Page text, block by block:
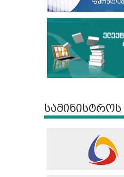
სამინისტროს